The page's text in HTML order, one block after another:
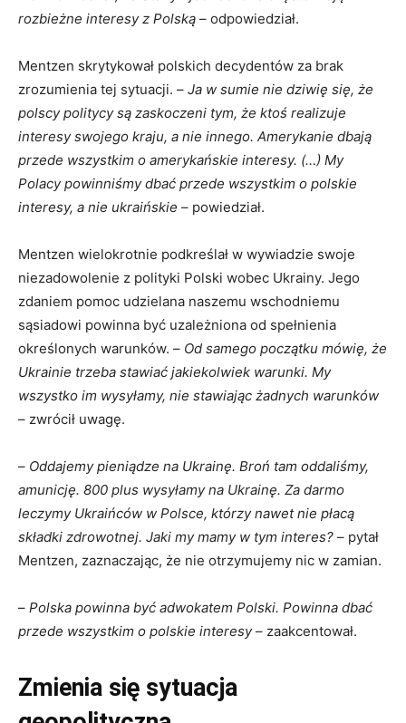
rozbieżne interesy z Polską – odpowiedział.
Mentzen skrytykował polskich decydentów za brak
zrozumienia tej sytuacji. – Ja w sumie nie dziwię się, że
polscy politycy są zaskoczeni tym, że ktoś realizuje
interesy swojego kraju, a nie innego. Amerykanie dbają
przede wszystkim o amerykańskie interesy. (…) My
Polacy powinniśmy dbać przede wszystkim o polskie
interesy, a nie ukraińskie – powiedział.
Mentzen wielokrotnie podkreślał w wywiadzie swoje
niezadowolenie z polityki Polski wobec Ukrainy. Jego
zdaniem pomoc udzielana naszemu wschodniemu
sąsiadowi powinna być uzależniona od spełnienia
określonych warunków. – Od samego początku mówię, że
Ukrainie trzeba stawiać jakiekolwiek warunki. My
wszystko im wysyłamy, nie stawiając żadnych warunków
– zwrócił uwagę.
– Oddajemy pieniądze na Ukrainę. Broń tam oddaliśmy,
amunicję. 800 plus wysyłamy na Ukrainę. Za darmo
leczymy Ukraińców w Polsce, którzy nawet nie płacą
składki zdrowotnej. Jaki my mamy w tym interes? – pytał
Mentzen, zaznaczając, że nie otrzymujemy nic w zamian.
– Polska powinna być adwokatem Polski. Powinna dbać
przede wszystkim o polskie interesy– zaakcentował.
Zmienia się sytuacja